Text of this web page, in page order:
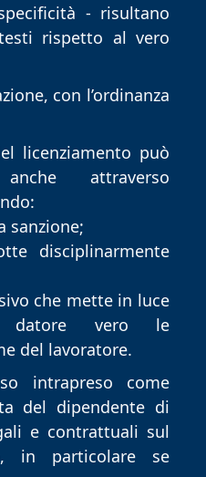
- risultano
rispetto al vero
con l’ordinanza
licenziamento può
attraverso
sanzione;
disciplinarmente
che mette in luce
datore vero le
del lavoratore.
intrapreso come
del dipendente di
e contrattuali sul
in particolare se